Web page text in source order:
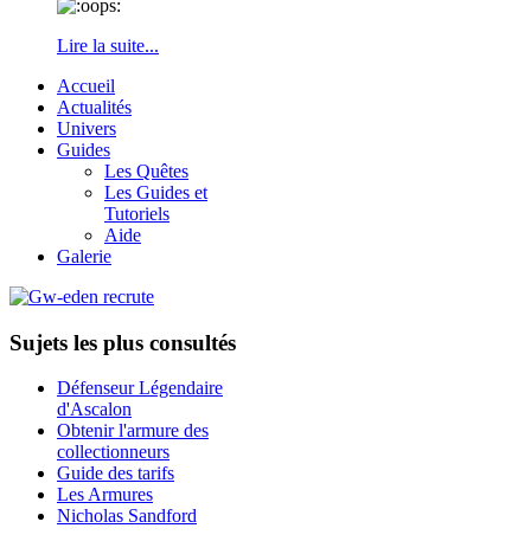
Lire la suite...
Accueil
Actualités
Univers
Guides
Les Quêtes
Les Guides et
Tutoriels
Aide
Galerie
Sujets les plus consultés
Défenseur Légendaire
d'Ascalon
Obtenir l'armure des
collectionneurs
Guide des tarifs
Les Armures
Nicholas Sandford